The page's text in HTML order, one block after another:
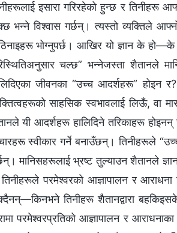
इसारा गरिरहेको हुन्छ र तिनीहरू
भन्‍ने विश्‍वास गर्छन्। त्यस्तो व्यक्तिले
भोग्‍नुपर्छ। आखिर यो ज्ञान के हो—के
चल्छ” भन्‍नेजस्ता शैतानले
जीवनका “उच्‍च आदर्शहरू” होइन
साहसिक स्वभावलाई लिऊँ, वा
यी आदर्शहरू हालिदिने तरिकाहरू होइनन्
स्वीकार गर्ने बनाउँछन्। तिनीहरूले
मानिसहरूलाई भ्रष्ट तुल्याउन शैतानले
परमेश्‍वरको आज्ञापालन र
तिनीहरू शैतानद्वारा
परमेश्‍वरप्रतिको आज्ञापालन र